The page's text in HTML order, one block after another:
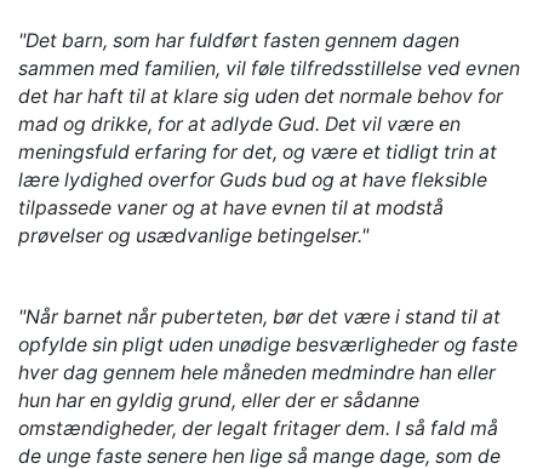
"Det barn, som har fuldført fasten gennem dagen
sammen med familien, vil føle tilfredsstillelse ved evnen
det har haft til at klare sig uden det normale behov for
mad og drikke, for at adlyde Gud. Det vil være en
meningsfuld erfaring for det, og være et tidligt trin at
lære lydighed overfor Guds bud og at have fleksible
tilpassede vaner og at have evnen til at modstå
prøvelser og usædvanlige betingelser."
"Når barnet når puberteten, bør det være i stand til at
opfylde sin pligt uden unødige besværligheder og faste
hver dag gennem hele måneden medmindre han eller
hun har en gyldig grund, eller der er sådanne
omstændigheder, der legalt fritager dem. I så fald må
de unge faste senere hen lige så mange dage, som de